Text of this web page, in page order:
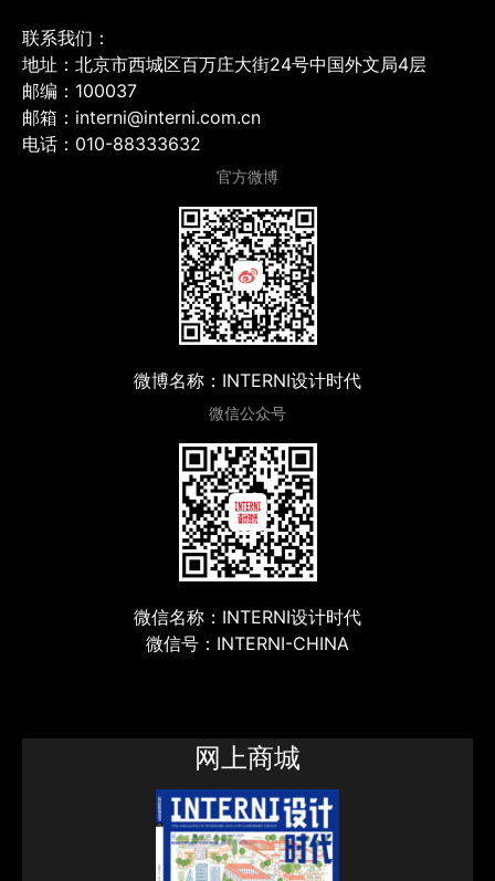
联系我们：
地址：北京市西城区百万庄大街24号中国外文局4层
邮编：100037
邮箱：interni@interni.com.cn
电话：010-88333632
官方微博
微博名称：INTERNI设计时代
微信公众号
微信名称：INTERNI设计时代
微信号：INTERNI-CHINA
网上商城